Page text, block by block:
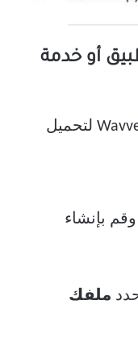
أو خدمة
فيما يلي خطوات استخدام Wavve.com لتحميل
وقم بإنشاء
ملفك